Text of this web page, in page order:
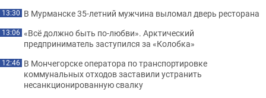
13:30 В Мурманске 35-летний мужчина выломал дверь ресторана
13:06 «Всё должно быть по-любви». Арктический
предприниматель заступился за «Колобка»
12:46 В Мончегорске оператора по транспортировке
коммунальных отходов заставили устранить
несанкционированную свалку